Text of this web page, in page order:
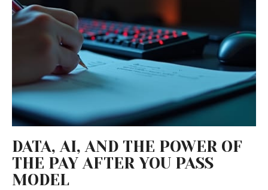
DATA, AI, AND THE POWER OF
THE PAY AFTER YOU PASS
MODEL